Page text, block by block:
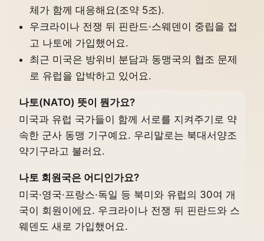
체가 함께 대응해요(조약 5조).
우크라이나 전쟁 뒤 핀란드·스웨덴이 중립을 접
고 나토에 가입했어요.
최근 미국은 방위비 분담과 동맹국의 협조 문제
로 유럽을 압박하고 있어요.
나토(NATO) 뜻이 뭔가요?
미국과 유럽 국가들이 함께 서로를 지켜주기로 약
속한 군사 동맹 기구예요. 우리말로는 북대서양조
약기구라고 불러요.
나토 회원국은 어디인가요?
미국·영국·프랑스·독일 등 북미와 유럽의 30여 개
국이 회원이에요. 우크라이나 전쟁 뒤 핀란드와 스
웨덴도 새로 가입했어요.